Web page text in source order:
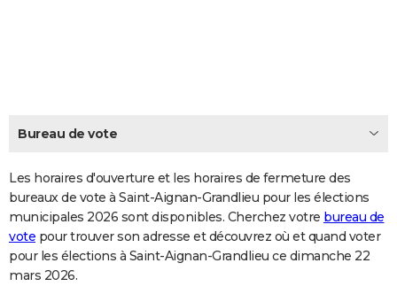
CARTE DE VOEUX
Dictionnaire
Biographies
Citations
Expressions
Proverbes
PROGRAMME TV
COPAINS D'AVANT
S'inscrire
Se connecter
Lycées
Collèges
Primaires
Universités
Entreprises
Service militaire
Avis de recherche
AVIS DE DÉCÈS
Bureau de vote
Les horaires d'ouverture et les horaires de fermeture des
bureaux de vote à Saint-Aignan-Grandlieu pour les élections
municipales 2026 sont disponibles. Cherchez votre bureau de
vote pour trouver son adresse et découvrez où et quand voter
pour les élections à Saint-Aignan-Grandlieu ce dimanche 22
mars 2026.